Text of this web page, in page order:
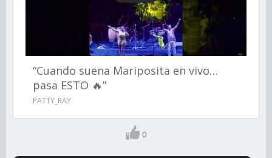
“Cuando suena Mariposita en vivo…
pasa ESTO 🔥”
PATTY_RAY
0